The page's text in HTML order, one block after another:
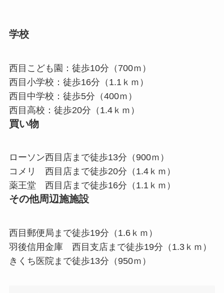
学校
西目こども園：徒歩10分（700ｍ）
西目小学校：徒歩16分（1.1ｋｍ）
西目中学校：徒歩5分（400ｍ）
西目高校：徒歩20分（1.4ｋｍ）
買い物
ローソン西目店まで徒歩13分（900ｍ）
コメリ 西目店まで徒歩20分（1.4ｋｍ）
薬王堂 西目店まで徒歩16分（1.1ｋｍ）
その他周辺施施設
西目郵便局まで徒歩19分（1.6ｋｍ）
羽後信用金庫 西目支店まで徒歩19分（1.3ｋｍ）
きくち医院まで徒歩13分（950ｍ）